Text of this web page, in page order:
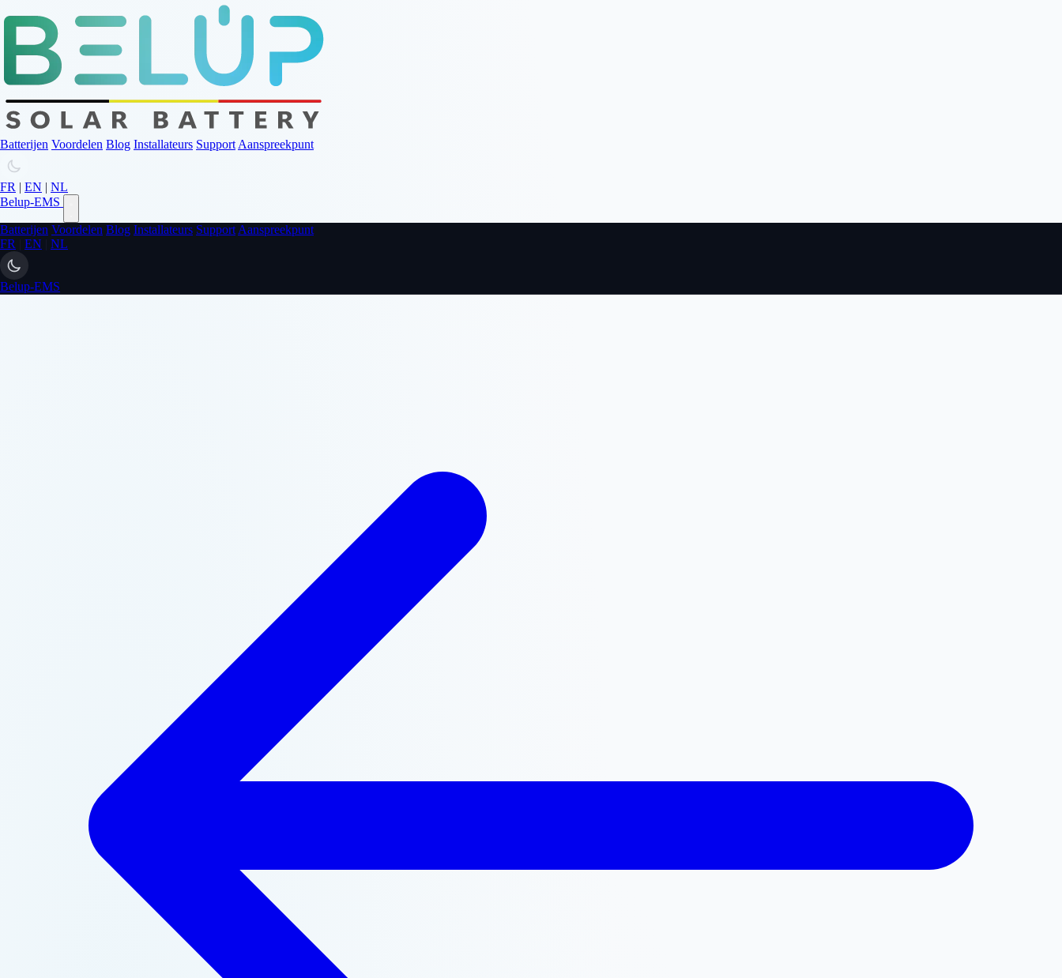
Batterijen Voordelen Blog Installateurs Support Aanspreekpunt
FR | EN | NL
Belup-EMS
Batterijen Voordelen Blog Installateurs Support Aanspreekpunt
FR
EN NL
Belup-EMS